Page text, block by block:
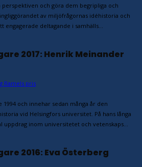
perspektiven och göra dem begripliga och
av miljöfrågornas idéhistoria och
engagerade deltagande i samhälls…
2017: Henrik Meinander
Ramels pris
och innehar sedan många år den
vid Helsingfors universitet. På hans långa
inom universitetet och vetenskaps…
2016: Eva Österberg